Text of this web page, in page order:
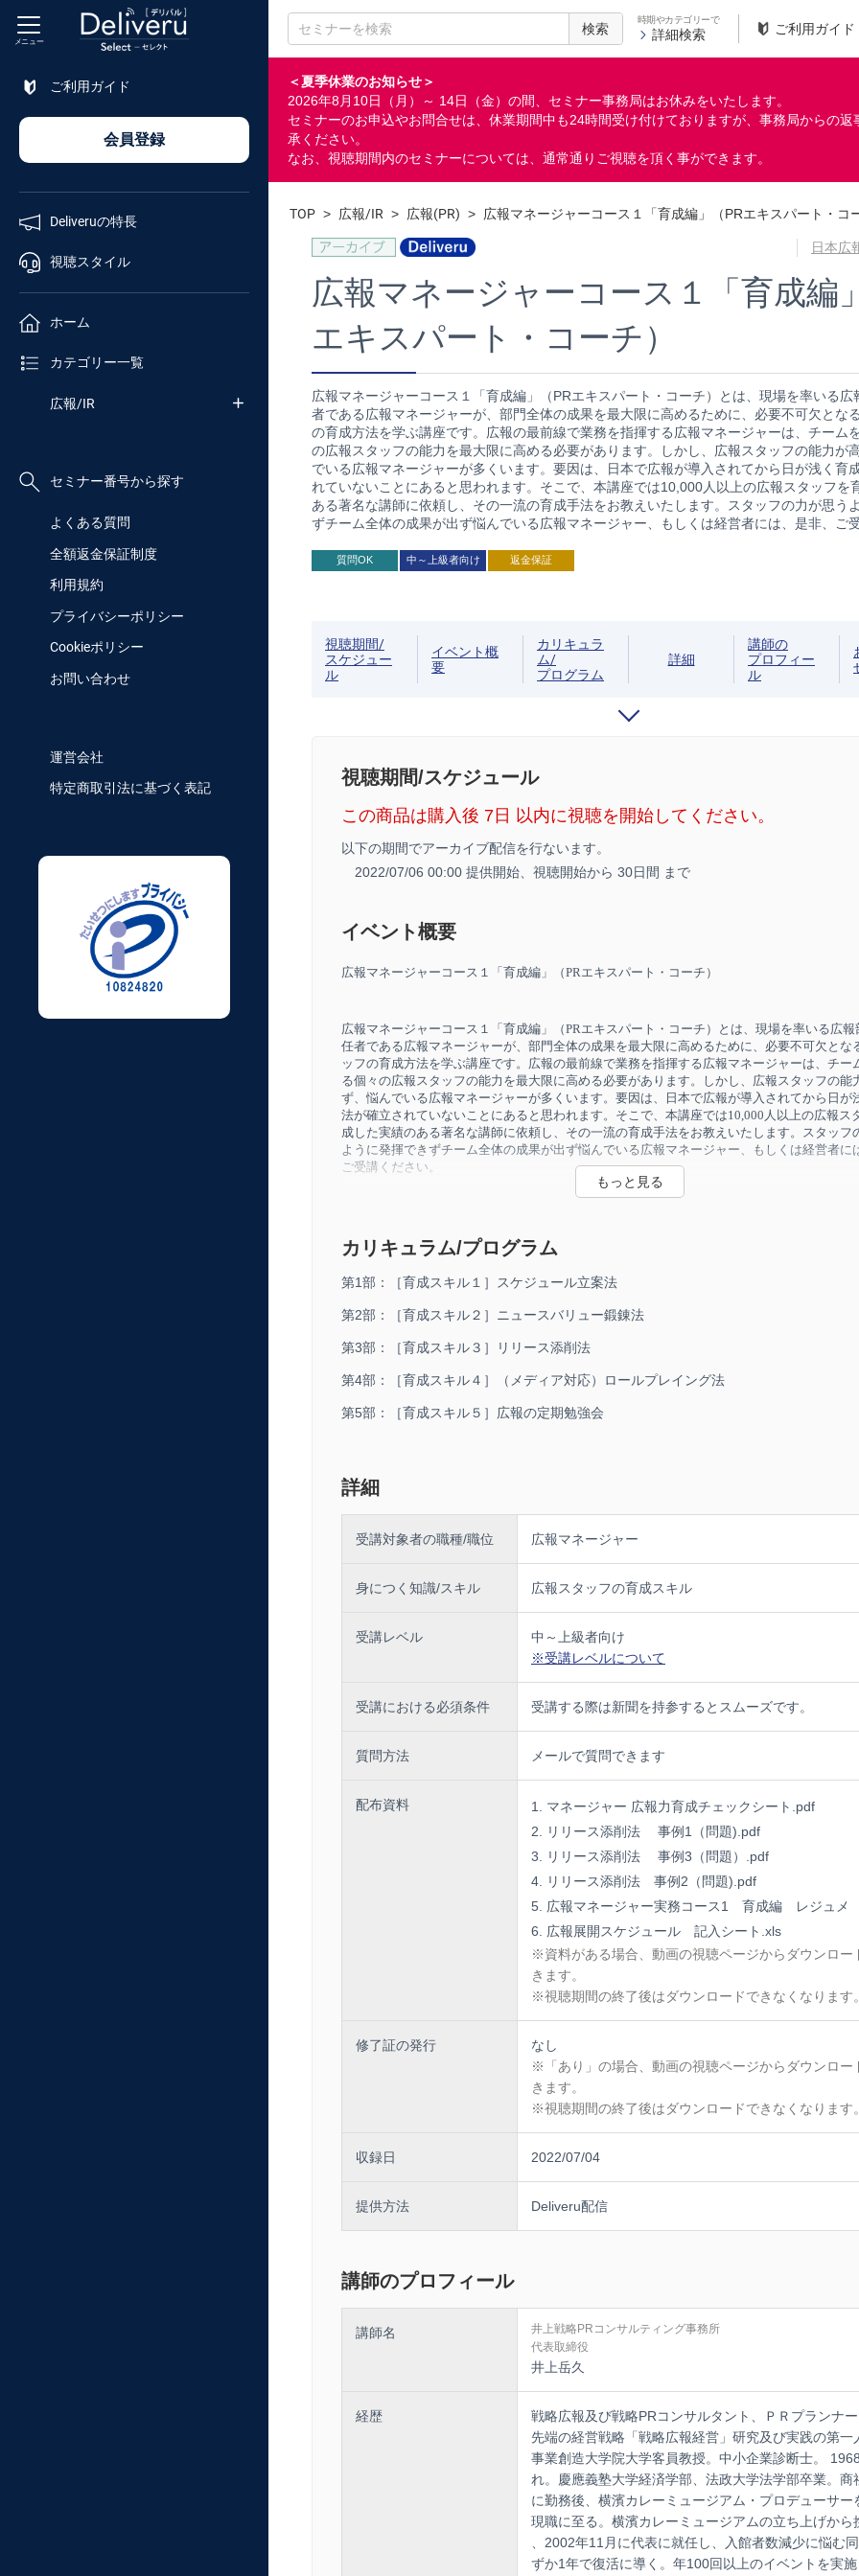
検索
時期やカテゴリーで
詳細検索 ご利用ガイド
＜夏季休業のお知らせ＞
2026年8月10日（月）～ 14日（金）の間、セミナー事務局はお休みをいたします。
セミナーのお申込やお問合せは、休業期間中も24時間受け付けておりますが、事務局からの
承ください。
なお、視聴期間内のセミナーについては、通常通りご視聴を頂く事ができます。
メニュー
ご利用ガイド
会員登録
Deliveruの特長
視聴スタイル
ホーム
カテゴリー一覧
広報/IR
セミナー番号から探す
よくある質問
全額返金保証制度
利用規約
プライバシーポリシー
Cookieポリシー
お問い合わせ
運営会社
特定商取引法に基づく表記
セミナー
番号検索
TOP > 広報/IR > 広報(PR) > 広報マネージャーコース１「育成編」（PRエキスパート・コ
日本広
広報マネージャーコース１「育成編
エキスパート・コーチ）
広報マネージャーコース１「育成編」（PRエキスパート・コーチ）とは、現場を率いる広
者である広報マネージャーが、部門全体の成果を最大限に高めるために、必要不可欠とな
の育成方法を学ぶ講座です。広報の最前線で業務を指揮する広報マネージャーは、チーム
の広報スタッフの能力を最大限に高める必要があります。しかし、広報スタッフの能力が
でいる広報マネージャーが多くいます。要因は、日本で広報が導入されてから日が浅く育
れていないことにあると思われます。そこで、本講座では10,000人以上の広報スタッフを
ある著名な講師に依頼し、その一流の育成手法をお教えいたします。スタッフの力が思う
ずチーム全体の成果が出ず悩んでいる広報マネージャー、もしくは経営者には、是非、ご
質問OK 中～上級者向け 返金保証
視聴期間/
スケジュー
ル
イベント概
要
カリキュラ
ム/
プログラム
詳細
講師の
プロフィー
ル
視聴期間/スケジュール
この商品は購入後 7日 以内に視聴を開始してください。
以下の期間でアーカイブ配信を行ないます。
2022/07/06 00:00 提供開始、 視聴開始から 30日間 まで
イベント概要
広報マネージャーコース１「育成編」（PRエキスパート・コーチ）
広報マネージャーコース１「育成編」（PRエキスパート・コーチ）とは、現場を率いる広報
任者である広報マネージャーが、部門全体の成果を最大限に高めるために、必要不可欠とな
ッフの育成方法を学ぶ講座です。広報の最前線で業務を指揮する広報マネージャーは、チー
る個々の広報スタッフの能力を最大限に高める必要があります。しかし、広報スタッフの能
ず、悩んでいる広報マネージャーが多くいます。要因は、日本で広報が導入されてから日が
法が確立されていないことにあると思われます。そこで、本講座では10,000 人以上の広報ス
成した実績のある著名な講師に依頼し、その一流の育成手法をお教えいたします。スタッフ
ように発揮できずチーム全体の成果が出ず悩んでいる広報マネージャー、もしくは経営者に
ご受講ください。
任者である広報マネージャーが、部門全体の成果を最大限に高めるために必要不可欠となる
フの育成方法を学ぶ講座です。
広報の最前線で業務を指揮するマネージャーは、広報チームを構成する個々の広報スタッフ
つながるからです。
しかし、広報スタッフの能力が高まらず、悩んでいる広報マネージャーが多くいます。メデ
されるリリース作成などの広報基本業務さえできない広報スタッフに頭を抱えているマネー
そこで、本講座では
の育成手法をお教えいたします。多くのチームを率いて成果を上げているマーケティング
ーがマル秘ともいえるノウハウを余すことなく公開します。
広報スタッフの力が思うように発揮できずチーム全体の成果が出ずに悩んでいる広報マネー
しくは経営者に、是非、一度、学んでいただきたい講座です。
なお、本講座はオンライン講座のため、多忙な広報の現場でなかなか時間が取れない広報マ
でも業務の合間にどこにいても受講でき、短時間で効率的にノウハウを習得できます。広報
育成メソッドを約
時間の速習で習得できる貴重な講座です。
講師は、広報業界でナンバーワンと呼び声高いマーケティング PR プランナーであり広報コン
コンサルティング事務所代表）を招聘し担当いただいており
氏は企業研修や公開講座で年間
以上を担当し著書は
と高評価の人気講師でもあります。
広報マネージャーとしてチームのスタッフを育成する方法を学びます。総合的な理論を学ぶ
く、広報スタッフが広報を実行する上で成果がでない要因を分析し、解析した上で、その弱
チェックリストを用いて広報スキルの課題を抽出し対策していきます。
＜広報スタッフが育っているか？「チェックリスト」＞
部下及びスタッフが広報部で活躍できているか、次のチェックリストで確認してみてくださ
（１）スタッフは広報でイキイキと働いていますか？また使命感をもって業務にあたってい
（２）スタッフは担当する商品などの広報戦略と広報計画を策定していますか？
（３）スタッフは案件ごとに広報展開スケジュールを作成し実施していますか？
（４）スタッフは社内の各部から情報を定期的に継続的して収集していますか？
（７）スタッフは懇意のメディア２０社以上を確保していますか？
（８）スタッフはメディアと接する際のロールプレイングをしていますか？
（10）スタッフは広報能力が高まる勉強会を自主的にやっていますか？
YES」が７個以上にない場合は受講をおススメします。
スタッフの広報スキルが育っていない可能性があります。
＜講座の目的＞広報マネージャーとして広報スタッフを育成する！
１、スタッフの広報スキルが向上する具体的な育成ノウハウを習得！
２、広報業務の課題を見い出し対応！
３、スタッフのレベルアップでチームでの高い成果の発揮する！
カリキュラム/プログラム
第1部：［育成スキル１］スケジュール立案法
第2部：［育成スキル２］ニュースバリュー鍛錬法
第3部：［育成スキル３］リリース添削法
第4部：［育成スキル４］（メディア対応）ロールプレイング法
第5部：［育成スキル５］広報の定期勉強会
詳細
受講対象者の職種/職位 広報マネージャー
身につく知識/スキル 広報スタッフの育成スキル
受講レベル
中～上級者向け
※受講レベルについて
受講における必須条件 受講する際は新聞を持参するとスムーズです。
質問方法 メールで質問できます
配布資料
マネージャー 広報力育成チェックシート.pdf
リリース添削法 事例1（問題).pdf
リリース添削法 事例3（問題）.pdf
リリース添削法 事例2（問題).pdf
広報マネージャー実務コース1 育成編 レジュ
広報展開スケジュール 記入シート.xls
※資料がある場合、動画の視聴ページからダウンロー
きます。
※視聴期間の終了後はダウンロードできなくなります。
修了証の発行
なし
※「あり」の場合、動画の視聴ページからダウンロー
きます。
※視聴期間の終了後はダウンロードできなくなります。
収録日 2022/07/04
提供方法 Deliveru配信
講師のプロフィール
講師名
井上戦略PRコンサルティング事務所
代表取締役
井上岳久
経歴
戦略広報及び戦略PRコンサルタント、ＰＲプランナ
先端の経営戦略「戦略広報経営」研究及び実践の第一
事業創造大学院大学客員教授。中小企業診断士。
れ。慶應義塾大学経済学部、法政大学法学部卒業。商
に勤務後、横濱カレーミュージアム・プロデューサー
現職に至る。横濱カレーミュージアムの立ち上げから
、2002年11月に代表に就任し、入館者数減少に悩む
ずか1年で復活に導く。年100回以上のイベントを実